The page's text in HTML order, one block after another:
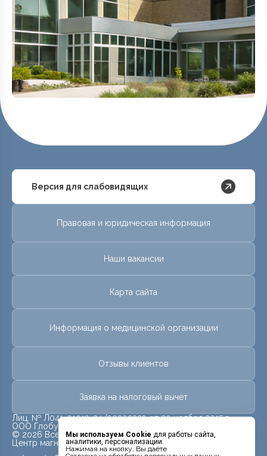
Мы используем Cookie для работы сайта,
аналитики, персонализации.
Нажимая на кнопку, Вы даёте
Версия для слабовидящих
Правовая и юридическая информация
Наши вакансии
Карта сайта
Информация о медицинской организации
Отзывы клиентов
Заявка на налоговый вычет
Лиц. № Л041-01019-24/00302339 от 20 ноября 2015 г.
ООО Глобус
© 2026 Все права защищены.
Центр магнитно-резонансной томографии «МРТ Лидер»